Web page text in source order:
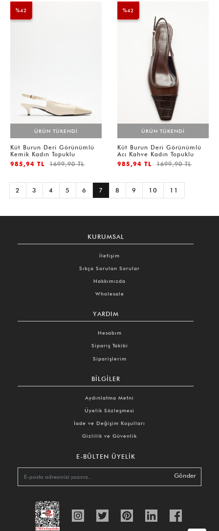
%42
ÜRÜN TÜKENDİ
Küt Burun Deri Görünümlü
Kemik Kadın Topuklu
985,94 TL
1699,90 TL
%42
ÜRÜN TÜKENDİ
Küt Burun Deri Görünümlü
Acı Kahve Kadın Topuklu
985,94 TL
1699,90 TL
2 3 4 5 6 7 8 9 10 11
KURUMSAL
İletişim
Sıkça Sorulan Sorular
Hakkımızda
Wholesale
YARDIM
Hesabım
Sipariş Takibi
Siparişlerim
BILGILER
Aydınlatma Metni
Üyelik Sözleşmesi
İade ve Değişim Koşulları
Gizlilik ve Güvenlik
E-BÜLTEN ÜYELIK
Gönder